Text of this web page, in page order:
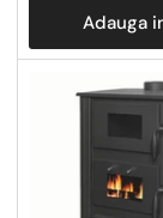
Adauga